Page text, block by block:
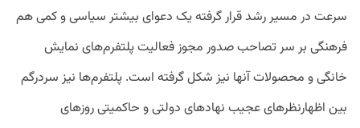
سرعت در مسیر رشد قرار گرفته یک دعوای بیشتر سیاسی و کمی هم
فرهنگی بر سر تصاحب صدور مجوز فعالیت پلتفرم‌های نمایش
خانگی و محصولات آنها نیز شکل گرفته است. پلتفرم‌ها نیز سردرگم
بین اظهارنظرهای عجیب نهادهای دولتی و حاکمیتی روزهای